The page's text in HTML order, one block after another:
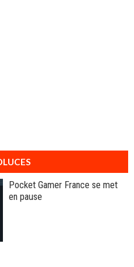
Pocket Gamer France se met
en pause